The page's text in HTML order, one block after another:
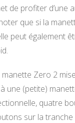
de profiter d’une
que si la
peut également
Zero 2
une (petite)
quatre
sur la